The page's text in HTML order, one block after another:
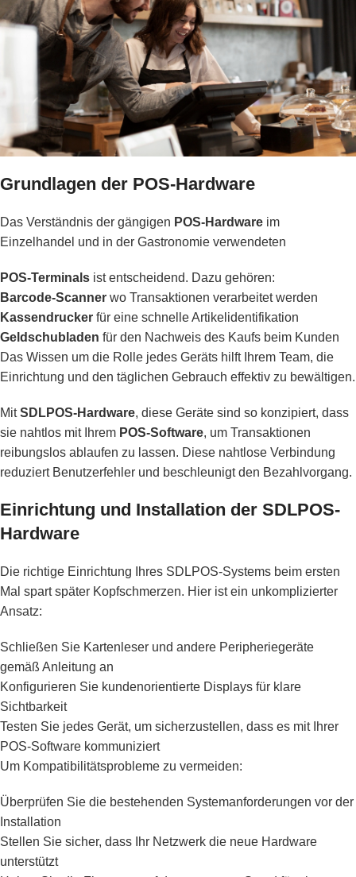
Grundlagen der POS-Hardware
Das Verständnis der gängigen POS-Hardware im
Einzelhandel und in der Gastronomie verwendeten
POS-Terminals ist entscheidend. Dazu gehören:
Barcode-Scanner wo Transaktionen verarbeitet werden
Kassendrucker für eine schnelle Artikelidentifikation
Geldschubladen für den Nachweis des Kaufs beim Kunden
Das Wissen um die Rolle jedes Geräts hilft Ihrem Team, die
Einrichtung und den täglichen Gebrauch effektiv zu bewältigen.
MitSDLPOS-Hardware, diese Geräte sind so konzipiert, dass
sie nahtlos mit Ihrem POS-Software, um Transaktionen
reibungslos ablaufen zu lassen. Diese nahtlose Verbindung
reduziert Benutzerfehler und beschleunigt den Bezahlvorgang.
Einrichtung und Installation der SDLPOS-
Hardware
Die richtige Einrichtung Ihres SDLPOS-Systems beim ersten
Mal spart später Kopfschmerzen. Hier ist ein unkomplizierter
Ansatz:
Schließen Sie Kartenleser und andere Peripheriegeräte
gemäß Anleitung an
Konfigurieren Sie kundenorientierte Displays für klare
Sichtbarkeit
Testen Sie jedes Gerät, um sicherzustellen, dass es mit Ihrer
POS-Software kommuniziert
Um Kompatibilitätsprobleme zu vermeiden:
Überprüfen Sie die bestehenden Systemanforderungen vor der
Installation
Stellen Sie sicher, dass Ihr Netzwerk die neue Hardware
unterstützt